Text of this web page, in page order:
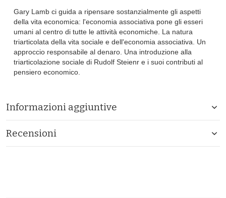
Gary Lamb ci guida a ripensare sostanzialmente gli aspetti
della vita economica: l'economia associativa pone gli esseri
umani al centro di tutte le attività economiche. La natura
triarticolata della vita sociale e dell'economia associativa. Un
approccio responsabile al denaro. Una introduzione alla
triarticolazione sociale di Rudolf Steienr e i suoi contributi al
pensiero economico.
Informazioni aggiuntive
Recensioni